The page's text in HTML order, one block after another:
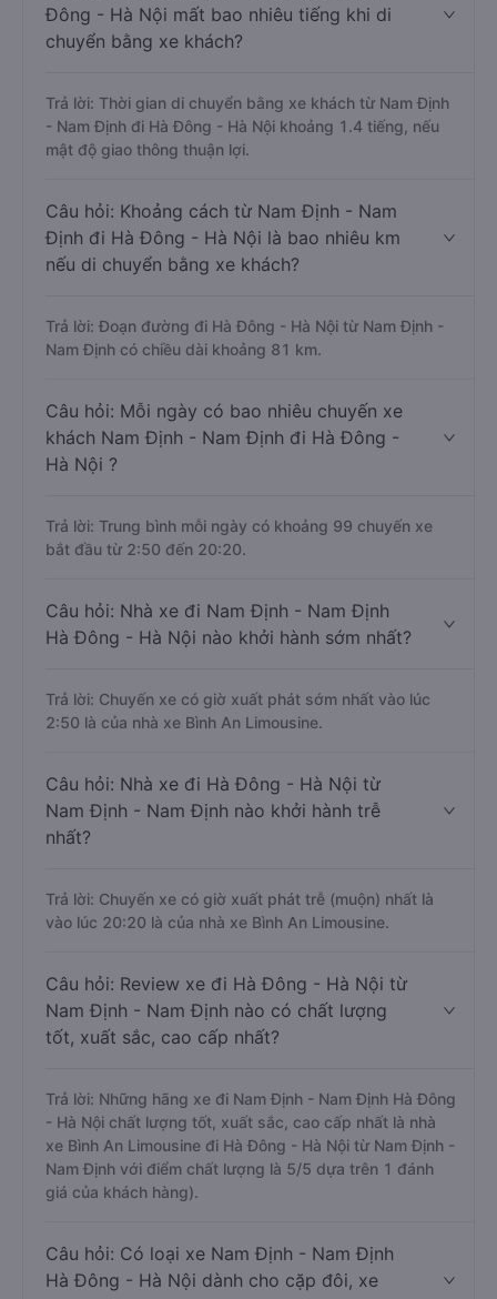
Đông - Hà Nội mất bao nhiêu tiếng khi di
chuyển bằng xe khách?
Trả lời: Thời gian di chuyển bằng xe khách từ Nam Định
- Nam Định đi Hà Đông - Hà Nội khoảng 1.4 tiếng, nếu
mật độ giao thông thuận lợi.
Câu hỏi: Khoảng cách từ Nam Định - Nam
Định đi Hà Đông - Hà Nội là bao nhiêu km
nếu di chuyển bằng xe khách?
Trả lời: Đoạn đường đi Hà Đông - Hà Nội từ Nam Định -
Nam Định có chiều dài khoảng 81 km.
Câu hỏi: Mỗi ngày có bao nhiêu chuyến xe
khách Nam Định - Nam Định đi Hà Đông -
Hà Nội ?
Trả lời: Trung bình mỗi ngày có khoảng 99 chuyến xe
bắt đầu từ 2:50 đến 20:20.
Câu hỏi: Nhà xe đi Nam Định - Nam Định
Hà Đông - Hà Nội nào khởi hành sớm nhất?
Trả lời: Chuyến xe có giờ xuất phát sớm nhất vào lúc
2:50 là của nhà xe Bình An Limousine.
Câu hỏi: Nhà xe đi Hà Đông - Hà Nội từ
Nam Định - Nam Định nào khởi hành trễ
nhất?
Trả lời: Chuyến xe có giờ xuất phát trễ (muộn) nhất là
vào lúc 20:20 là của nhà xe Bình An Limousine.
Câu hỏi: Review xe đi Hà Đông - Hà Nội từ
Nam Định - Nam Định nào có chất lượng
tốt, xuất sắc, cao cấp nhất?
Trả lời: Những hãng xe đi Nam Định - Nam Định Hà Đông
- Hà Nội chất lượng tốt, xuất sắc, cao cấp nhất là nhà
xe Bình An Limousine đi Hà Đông - Hà Nội từ Nam Định -
Nam Định với điểm chất lượng là 5/5 dựa trên 1 đánh
giá của khách hàng).
Câu hỏi: Có loại xe Nam Định - Nam Định
Hà Đông - Hà Nội dành cho cặp đôi, xe